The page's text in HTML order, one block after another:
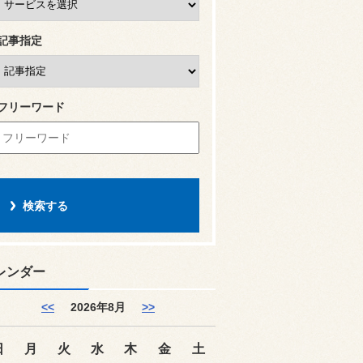
事指定
リーワード
ンダー
<< 2026年8月 >>
月 火 水 木 金
土